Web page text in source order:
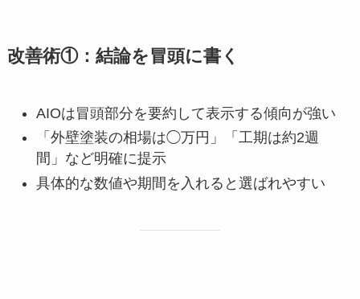
改善術①：結論を冒頭に書く
AIOは冒頭部分を要約して表示する傾向が強い
「外壁塗装の相場は◯万円」「工期は約2週
間」など明確に提示
具体的な数値や期間を入れると選ばれやすい